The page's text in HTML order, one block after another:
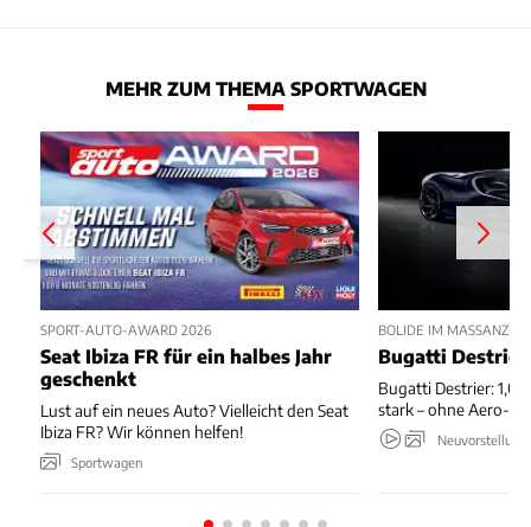
MEHR ZUM THEMA SPORTWAGEN
SPORT-AUTO-AWARD 2026
Seat Ibiza FR für ein halbes Jahr
geschenkt
Lust auf ein neues Auto? Vielleicht den Seat
Ibiza FR? Wir können helfen!
Sportwagen
BOLIDE IM MASSANZUG
Bugatti
Bugatti Destrier: 1,00
stark – ohne Aero-